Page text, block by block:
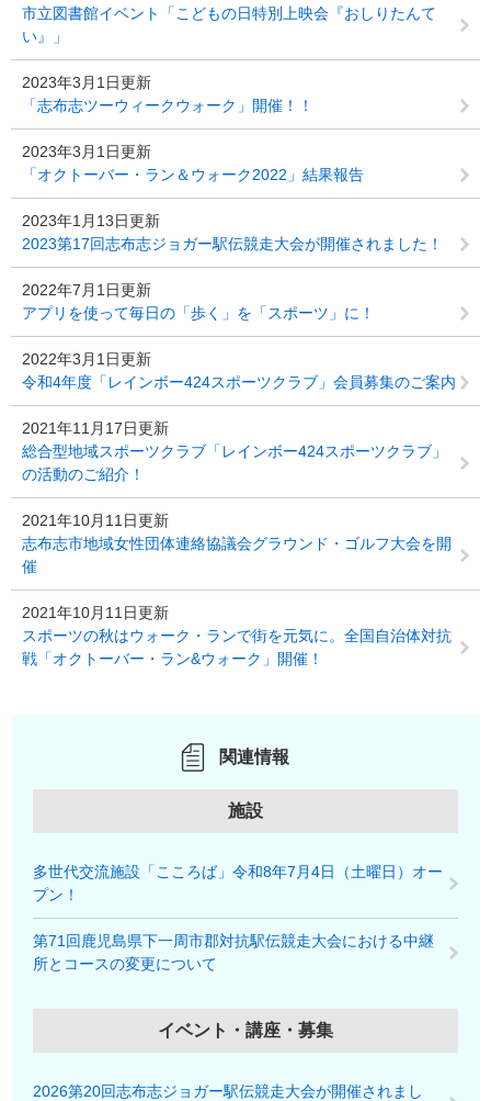
市立図書館イベント「こどもの日特別上映会『おしりたんて
い』」
2023年3月1日更新
「志布志ツーウィークウォーク」開催！！
2023年3月1日更新
「オクトーバー・ラン＆ウォーク2022」結果報告
2023年1月13日更新
2023第17回志布志ジョガー駅伝競走大会が開催されました！
2022年7月1日更新
アプリを使って毎日の「歩く」を「スポーツ」に！
2022年3月1日更新
令和4年度「レインボー424スポーツクラブ」会員募集のご案内
2021年11月17日更新
総合型地域スポーツクラブ「レインボー424スポーツクラブ」
の活動のご紹介！
2021年10月11日更新
志布志市地域女性団体連絡協議会グラウンド・ゴルフ大会を開
催
2021年10月11日更新
スポーツの秋はウォーク・ランで街を元気に。全国自治体対抗
戦「オクトーバー・ラン&ウォーク」開催！
関連情報
施設
多世代交流施設「こころば」令和8年7月4日（土曜日）オー
プン！
第71回鹿児島県下一周市郡対抗駅伝競走大会における中継
所とコースの変更について
イベント・講座・募集
2026第20回志布志ジョガー駅伝競走大会が開催されまし